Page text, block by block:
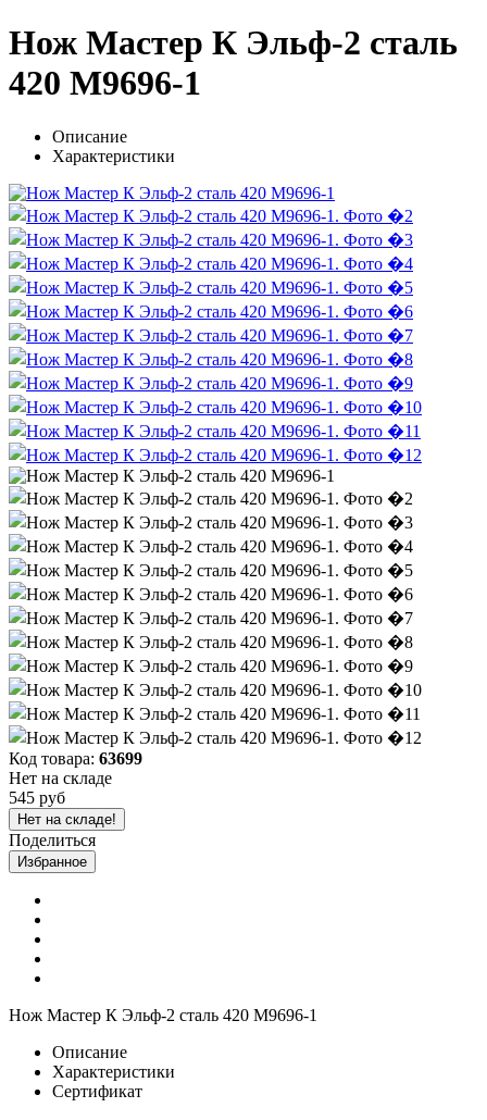
Нож Мастер К Эльф-2 сталь
420 M9696-1
Описание
Характеристики
Код товара: 63699
Нет на складе
545 руб
Нет на складе!
Поделиться
Избранное
Нож Мастер К Эльф-2 сталь 420 M9696-1
Описание
Характеристики
Сертификат